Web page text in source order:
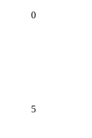
0
5